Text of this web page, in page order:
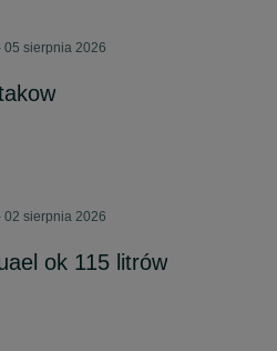
05 sierpnia 2026
02 sierpnia 2026
ok 115 litrów